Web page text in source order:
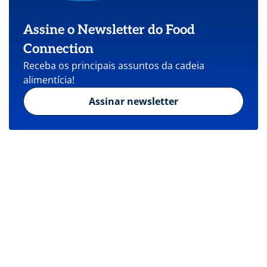
Assine o Newsletter do Food
Connection
Receba os principais assuntos da cadeia
alimentícia!
Assinar newsletter